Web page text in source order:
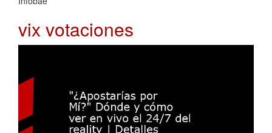
vix votaciones